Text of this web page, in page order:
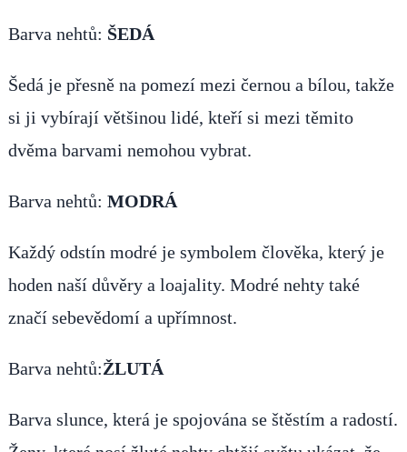
Barva nehtů: ŠEDÁ
Šedá je přesně na pomezí mezi černou a bílou, takže
si ji vybírají většinou lidé, kteří si mezi těmito
dvěma barvami nemohou vybrat.
Barva nehtů: MODRÁ
Každý odstín modré je symbolem člověka, který je
hoden naší důvěry a loajality. Modré nehty také
značí sebevědomí a upřímnost.
Barva nehtů:ŽLUTÁ
Barva slunce, která je spojována se štěstím a radostí.